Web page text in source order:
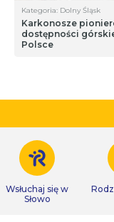
Kategoria: Dolny Śląsk
Karkonosze
dostępności
Polsce
Wsłuchaj się w
Słowo